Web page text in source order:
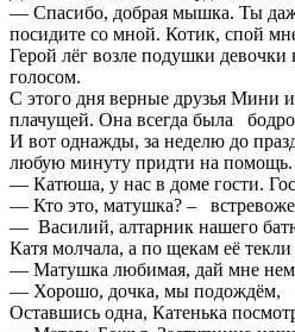
— Спасибо, добрая мышка. Ты даже
посидите со мной. Котик, спой
Герой лёг возле подушки
голосом.
С этого дня верные друзья Мини
плачущей. Она всегда была
И вот однажды, за неделю до
любую минуту придти на помощь.
— Катюша, у нас в доме гости.
— Кто это, матушка? –
— Василий, алтарник нашего
Катя молчала, а по щекам её
— Матушка любимая, дай мне
— Хорошо, дочка, мы подождём,
Оставшись одна, Катенька